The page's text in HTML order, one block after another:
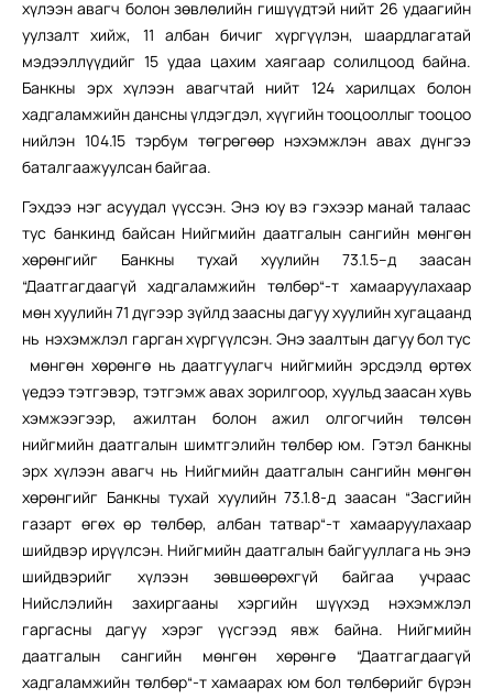
хүлээн авагч болон зөвлөлийн гишүүдтэй нийт 26 удаагийн
уулзалт хийж, 11 албан бичиг хүргүүлэн, шаардлагатай
мэдээллүүдийг 15 удаа цахим хаягаар солилцоод байна.
Банкны эрх хүлээн авагчтай нийт 124 харилцах болон
хадгаламжийн дансны үлдэгдэл, хүүгийн тооцооллыг тооцоо
нийлэн 104.15 тэрбум төгрөгөөр нэхэмжлэн авах дүнгээ
баталгаажуулсан байгаа.
Гэхдээ нэг асуудал үүссэн. Энэ юу вэ гэхээр манай талаас
тус банкинд байсан Нийгмийн даатгалын сангийн мөнгөн
хөрөнгийг Банкны тухай хуулийн 73.1.5–д заасан
“Даатгагдаагүй хадгаламжийн төлбөр“-т хамааруулахаар
мөн хуулийн 71 дүгээр зүйлд заасны дагуу хуулийн хугацаанд
нь нэхэмжлэл гарган хүргүүлсэн. Энэ заалтын дагуу бол тус
мөнгөн хөрөнгө нь даатгуулагч нийгмийн эрсдэлд өртөх
үедээ тэтгэвэр, тэтгэмж авах зорилгоор, хуульд заасан хувь
хэмжээгээр, ажилтан болон ажил олгогчийн төлсөн
нийгмийн даатгалын шимтгэлийн төлбөр юм. Гэтэл банкны
эрх хүлээн авагч нь Нийгмийн даатгалын сангийн мөнгөн
хөрөнгийг Банкны тухай хуулийн 73.1.8-д заасан “Засгийн
газарт өгөх өр төлбөр, албан татвар“-т хамааруулахаар
шийдвэр ирүүлсэн. Нийгмийн даатгалын байгууллага нь энэ
шийдвэрийг хүлээн зөвшөөрөхгүй байгаа учраас
Нийслэлийн захиргааны хэргийн шүүхэд нэхэмжлэл
гаргасны дагуу хэрэг үүсгээд явж байна. Нийгмийн
даатгалын сангийн мөнгөн хөрөнгө “Даатгагдаагүй
хадгаламжийн төлбөр“-т хамаарах юм бол төлбөрийг бүрэн